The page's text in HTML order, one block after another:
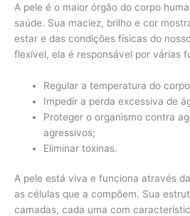
A pele é o maior órgão do corpo
saúde. Sua maciez, brilho e cor
estar e das condições físicas do
flexível, ela é responsável por várias
Regular a temperatura do
Impedir a perda excessiva de
Proteger o organismo contra
agressivos;
Eliminar toxinas.
A pele está viva e funciona através
as células que a compõem. Sua
camadas, cada uma com